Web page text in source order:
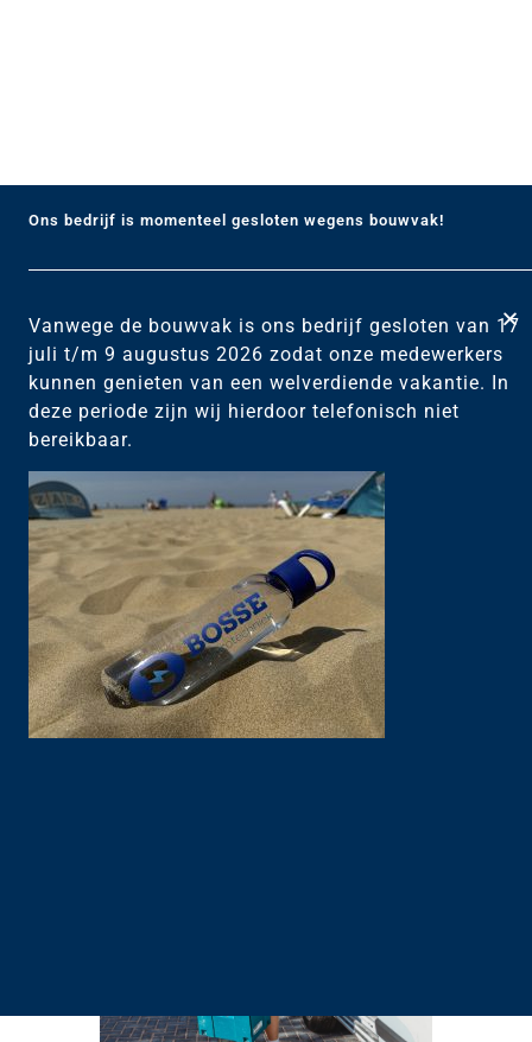
Ons bedrijf is momenteel gesloten wegens bouwvak!
Vanwege de bouwvak is ons bedrijf gesloten van 17
juli t/m 9 augustus 2026 zodat onze medewerkers
kunnen genieten van een welverdiende vakantie. In
deze periode zijn wij hierdoor telefonisch niet
bereikbaar.